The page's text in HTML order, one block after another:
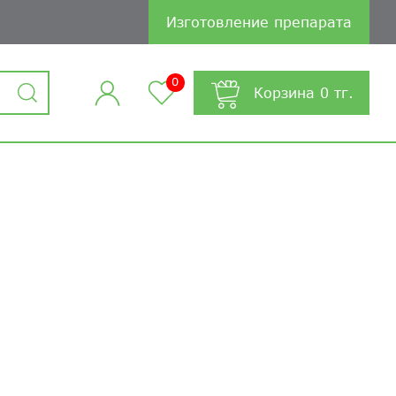
Изготовление препарата
0
Корзина 0 тг.